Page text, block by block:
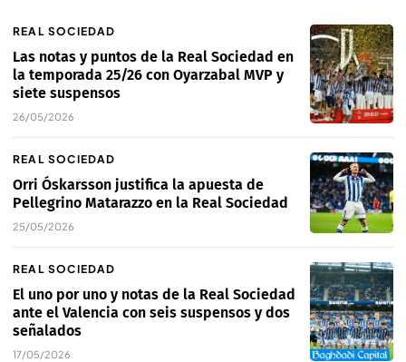
REAL SOCIEDAD
Las notas y puntos de la Real Sociedad en
la temporada 25/26 con Oyarzabal MVP y
siete suspensos
26/05/2026
REAL SOCIEDAD
Orri Óskarsson justifica la apuesta de
Pellegrino Matarazzo en la Real Sociedad
25/05/2026
REAL SOCIEDAD
El uno por uno y notas de la Real Sociedad
ante el Valencia con seis suspensos y dos
señalados
17/05/2026